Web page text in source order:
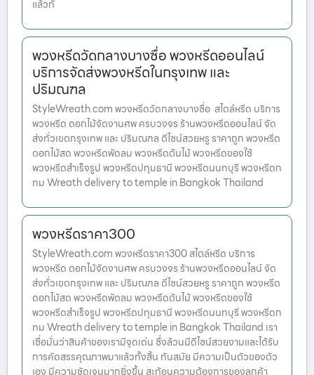
แล้วทั
พวงหรีดวัดกลางบางซื่อ พวงหรีดออนไลน์
บริการจัดส่งพวงหรีดในกรุงเทพ และ
ปริมณฑล
StyleWreath.com พวงหรีดวัดกลางบางซื่อ สไตล์หรีด บริการ
พวงหรีด ดอกไม้จัดงานศพ ครบวงจร ร้านพวงหรีดออนไลน์ จัด
ส่งทั่วเขตกรุงเทพ และ ปริมณฑล ดีไซน์สวยหรู ราคาถูก พวงหรีด
ดอกไม้สด พวงหรีดพัดลม พวงหรีดต้นไม้ พวงหรีดของใช้
พวงหรีดสำเร็จรูป พวงหรีดปทุมธานี พวงหรีดนนทบุรี พวงหรีดก
ทม Wreath delivery to temple in Bangkok Thailand
พวงหรีดราคา300
StyleWreath.com พวงหรีดราคา300 สไตล์หรีด บริการ
พวงหรีด ดอกไม้จัดงานศพ ครบวงจร ร้านพวงหรีดออนไลน์ จัด
ส่งทั่วเขตกรุงเทพ และ ปริมณฑล ดีไซน์สวยหรู ราคาถูก พวงหรีด
ดอกไม้สด พวงหรีดพัดลม พวงหรีดต้นไม้ พวงหรีดของใช้
พวงหรีดสำเร็จรูป พวงหรีดปทุมธานี พวงหรีดนนทบุรี พวงหรีดก
ทม Wreath delivery to temple in Bangkok Thailand เรา
เชื่อมั่นว่าสินค้าของเรามีจุดเด่น ซึ่งล้วนมีดีไซน์สวยงามและได้รับ
การคัดสรรคุณภาพมาแล้วทั้งสิ้น ทันสมัย มีความเป็นตัวของตัว
เอง มีความชัดเจนมากยิ่งขึ้น สะท้อนความต้องการของลูกค้า